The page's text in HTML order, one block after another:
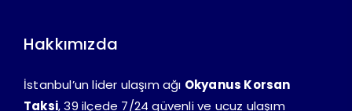
Hakkımızda
İstanbul’un lider ulaşım ağı Okyanus Korsan
Taksi, 39 ilçede 7/24 güvenli ve ucuz ulaşım